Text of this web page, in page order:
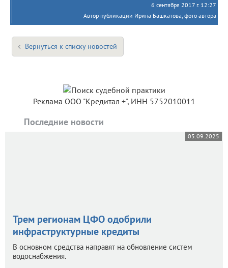
6 сентября 2017 г. 12:27
Автор публикации Ирина Башкатова, фото автора
Вернуться к списку новостей
Реклама ООО "Кредитал +", ИНН 5752010011
Последние новости
05.09.2025
Трем регионам ЦФО одобрили
инфраструктурные кредиты
В основном средства направят на обновление систем
водоснабжения.